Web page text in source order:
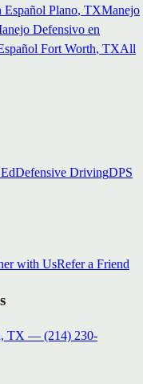
Español Plano, TXManejo
Defensivo en
Fort Worth, TXAll
Defensive DrivingDPS
with UsRefer a Friend
TX — (214) 230-